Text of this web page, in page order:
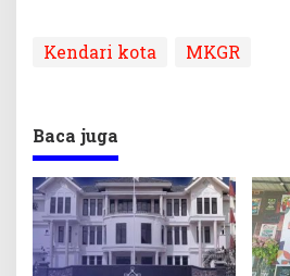
Kendari kota MKGR
Baca juga